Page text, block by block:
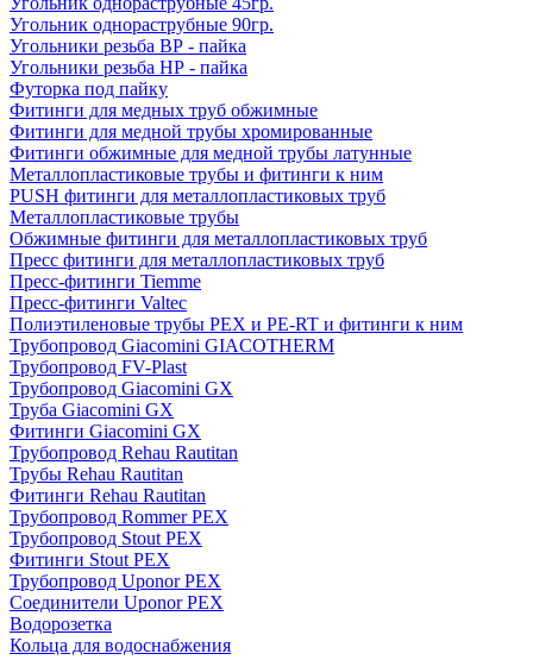
Угольник однораструбные 90гр.
Угольники резьба ВР - пайка
Угольники резьба НР - пайка
Футорка под пайку
Фитинги для медных труб обжимные
Фитинги для медной трубы хромированные
Фитинги обжимные для медной трубы латунные
Металлопластиковые трубы и фитинги к ним
PUSH фитинги для металлопластиковых труб
Металлопластиковые трубы
Обжимные фитинги для металлопластиковых труб
Пресс фитинги для металлопластиковых труб
Пресс-фитинги Tiemme
Пресс-фитинги Valtec
Полиэтиленовые трубы PEX и PE-RT и фитинги к ним
Трубопровод Giacomini GIACOTHERM
Трубопровод FV-Plast
Трубопровод Giacomini GX
Труба Giacomini GX
Фитинги Giacomini GX
Трубопровод Rehau Rautitan
Трубы Rehau Rautitan
Фитинги Rehau Rautitan
Трубопровод Rommer PEX
Трубопровод Stout PEX
Фитинги Stout PEX
Трубопровод Uponor PEX
Соединители Uponor PEX
Водорозетка
Кольца для водоснабжения